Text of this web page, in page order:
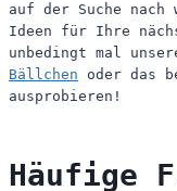
auf der Suche
Ideen für Ihre
unbedingt mal
Bällchen oder das
ausprobieren!
Häufige